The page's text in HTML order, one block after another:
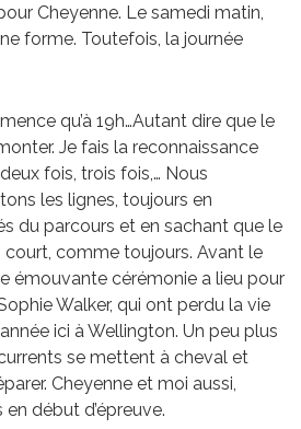
Cheyenne. Le samedi matin,
forme. Toutefois, la journée
qu’à 19h…Autant dire que le
Je fais la reconnaissance
fois, trois fois,… Nous
les lignes, toujours en
du parcours et en sachant que le
comme toujours. Avant le
émouvante cérémonie a lieu pour
Walker, qui ont perdu la vie
ici à Wellington. Un peu plus
se mettent à cheval et
Cheyenne et moi aussi,
début d’épreuve.